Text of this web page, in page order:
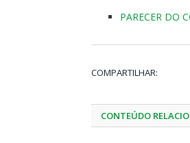
PARECER DO
COMPARTILHAR:
CONTEÚDO